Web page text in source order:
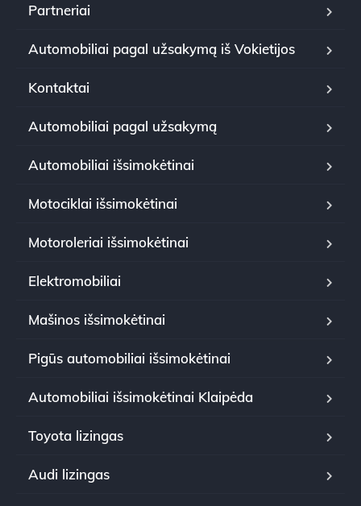
Partneriai
Automobiliai pagal užsakymą iš Vokietijos
Kontaktai
Automobiliai pagal užsakymą
Automobiliai išsimokėtinai
Motociklai išsimokėtinai
Motoroleriai išsimokėtinai
Elektromobiliai
Mašinos išsimokėtinai
Pigūs automobiliai išsimokėtinai
Automobiliai išsimokėtinai Klaipėda
Toyota lizingas
Audi lizingas